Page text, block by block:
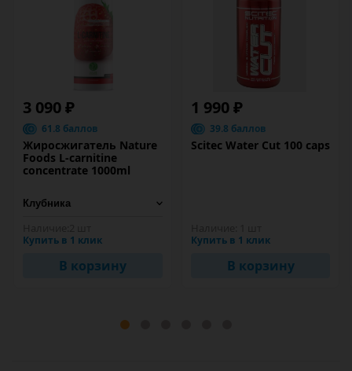
3 090 ₽
61.8 баллов
Жиросжигатель Nature
Foods L-carnitine
concentrate 1000ml
Купить в 1 клик
В корзину
1 990 ₽
39.8 баллов
Scitec Water Cut 100 caps
Купить в 1 клик
В корзину